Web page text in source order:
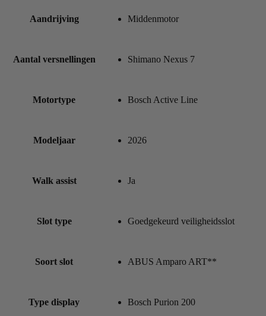
Aandrijving Middenmotor
Aantal versnellingen Shimano Nexus 7
Motortype Bosch Active Line
Modeljaar 2026
Walk assist Ja
Slot type Goedgekeurd veiligheidsslot
Soort slot ABUS Amparo ART**
Type display Bosch Purion 200